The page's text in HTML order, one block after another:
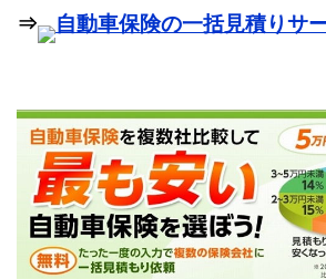
⇒ 自動車保険の一括見積りサ